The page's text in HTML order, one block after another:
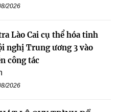
2026
Lào Cai cụ thể hóa tinh
nghị Trung ương 3 vào
công tác
2026